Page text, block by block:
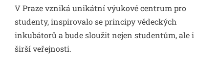
V Praze vzniká unikátní výukové centrum pro
studenty, inspirovalo se principy vědeckých
inkubátorů a bude sloužit nejen studentům, ale i
širší veřejnosti.